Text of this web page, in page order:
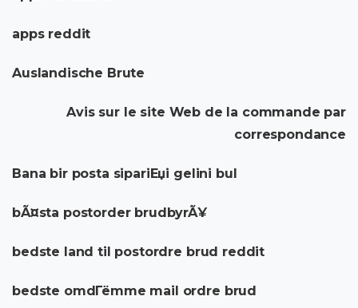
apps reddit
Auslandische Brute
Avis sur le site Web de la commande par
correspondance
Bana bir posta sipariЕџi gelini bul
bÃ¤sta postorder brudbyrÃ¥
bedste land til postordre brud reddit
bedste omdГёmme mail ordre brud